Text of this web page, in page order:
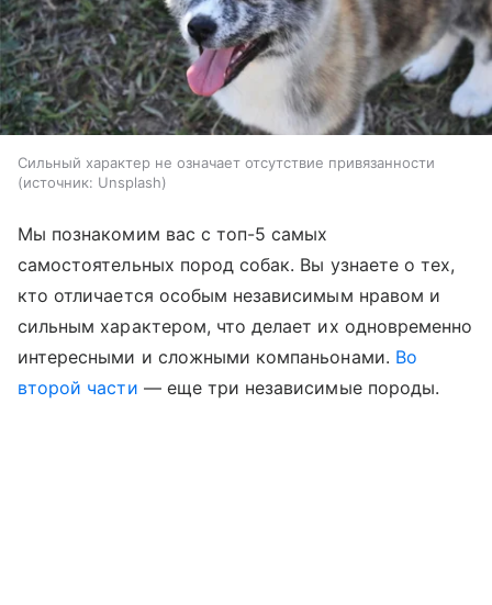
Сильный характер не означает отсутствие привязанности
источник: Unsplash
Мы познакомим вас с топ-5 самых
самостоятельных пород собак. Вы узнаете о тех,
кто отличается особым независимым нравом и
сильным характером, что делает их одновременно
интересными и сложными компаньонами. Во
второй части — еще три независимые породы.